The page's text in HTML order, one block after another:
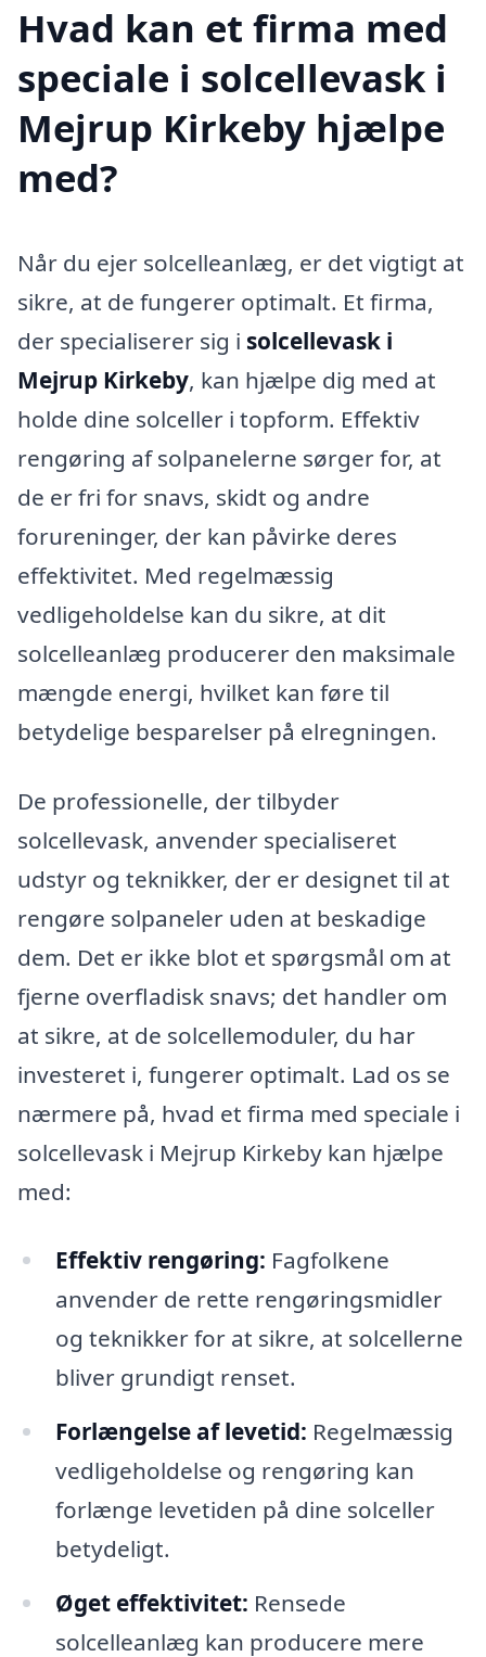
Hvad kan et firma med
speciale i solcellevask i
Mejrup Kirkeby hjælpe
med?
Når du ejer solcelleanlæg, er det vigtigt at
sikre, at de fungerer optimalt. Et firma,
der specialiserer sig i solcellevask i
Mejrup Kirkeby, kan hjælpe dig med at
holde dine solceller i topform. Effektiv
rengøring af solpanelerne sørger for, at
de er fri for snavs, skidt og andre
forureninger, der kan påvirke deres
effektivitet. Med regelmæssig
vedligeholdelse kan du sikre, at dit
solcelleanlæg producerer den maksimale
mængde energi, hvilket kan føre til
betydelige besparelser på elregningen.
De professionelle, der tilbyder
solcellevask, anvender specialiseret
udstyr og teknikker, der er designet til at
rengøre solpaneler uden at beskadige
dem. Det er ikke blot et spørgsmål om at
fjerne overfladisk snavs; det handler om
at sikre, at de solcellemoduler, du har
investeret i, fungerer optimalt. Lad os se
nærmere på, hvad et firma med speciale i
solcellevask i Mejrup Kirkeby kan hjælpe
med:
Effektiv rengøring: Fagfolkene
anvender de rette rengøringsmidler
og teknikker for at sikre, at solcellerne
bliver grundigt renset.
Forlængelse af levetid: Regelmæssig
vedligeholdelse og rengøring kan
forlænge levetiden på dine solceller
betydeligt.
Øget effektivitet: Rensede
solcelleanlæg kan producere mere